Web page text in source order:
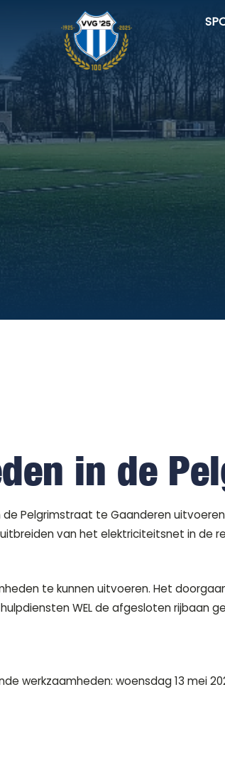
in de
de Pelgrimstraat te Gaanderen
van het elektriciteitsnet in de
te kunnen uitvoeren. Het
WEL de afgesloten rijbaan
werkzaamheden: woensdag 13 mei